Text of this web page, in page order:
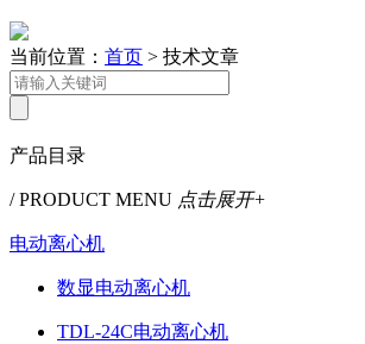
当前位置： 首页 > 技术文章
产品目录
/ PRODUCT MENU 点击展开+
电动离心机
数显电动离心机
TDL-24C电动离心机